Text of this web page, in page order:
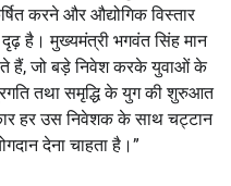
करने और औद्योगिक विस्तार
दृढ़ है। मुख्यमंत्री भगवंत सिंह मान
हैं, जो बड़े निवेश करके युवाओं के
तथा समृद्धि के युग की शुरुआत
हर उस निवेशक के साथ चट्टान
देना चाहता है।”